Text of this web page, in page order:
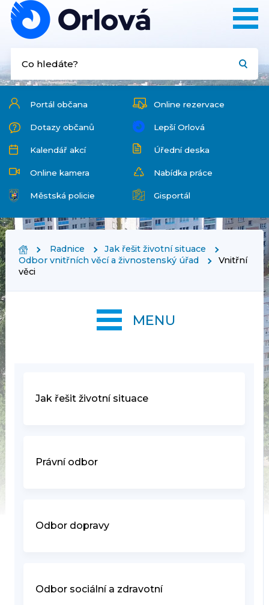
Portál občana Online rezervace
Dotazy občanů Lepší Orlová
Kalendář akcí Úřední deska
Online kamera Nabídka práce
Městská policie Gisportál
Radnice
Jak řešit životní situace
Odbor vnitřních věcí a živnostenský úřad
Vnitřní
věci
Jak řešit životní situace
Právní odbor
Odbor dopravy
Odbor sociální a zdravotní
MENU